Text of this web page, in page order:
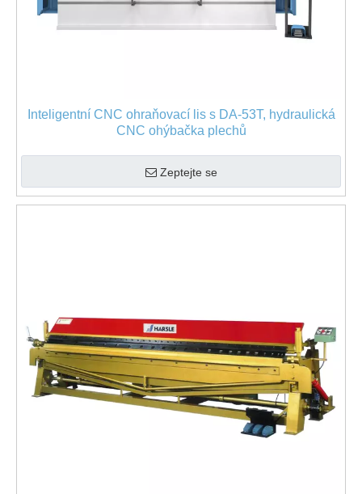
Inteligentní CNC ohraňovací lis s DA-53T, hydraulická
CNC ohýbačka plechů
Zeptejte se